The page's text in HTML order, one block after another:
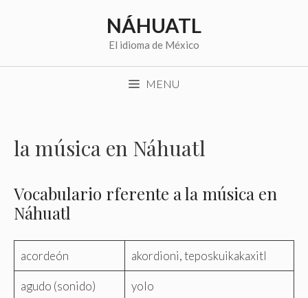
NÁHUATL
El idioma de México
MENU
la música en Náhuatl
Vocabulario rferente a la música en
Náhuatl
acordeón akordioni, teposkuikakaxitl
agudo (sonido) yolo